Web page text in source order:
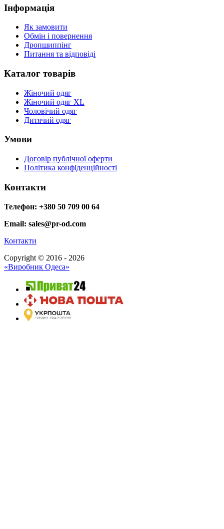
Інформація
Як замовити
Обмін і повернення
Дропшиппінг
Питання та відповіді
Каталог товарів
Жіночий одяг
Жіночий одяг XL
Чоловічий одяг
Дитячий одяг
Умови
Договір публічної оферти
Політика конфіденційності
Контакти
Телефон: +380 50 709 00 64
Email: sales@pr-od.com
Контакти
Copyright © 2016 - 2026
«Виробник Одеса»